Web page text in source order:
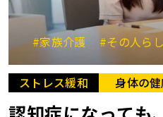
#家族介護 #その人ら
ストレス緩和 身体の